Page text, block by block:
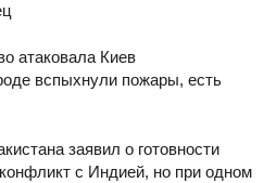
атаковала Киев
вспыхнули пожары, есть
заявил о готовности
с Индией, но при одном